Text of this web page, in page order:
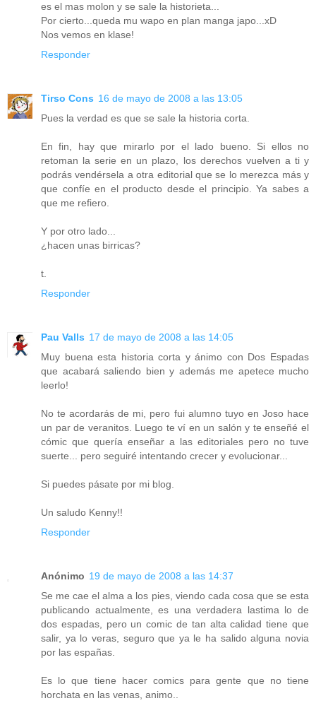
es el mas molon y se sale la historieta...
Por cierto...queda mu wapo en plan manga japo...xD
Nos vemos en klase!
Responder
Tirso Cons 16 de mayo de 2008 a las 13:05
Pues la verdad es que se sale la historia corta.
En fin, hay que mirarlo por el lado bueno. Si ellos no
retoman la serie en un plazo, los derechos vuelven a ti y
podrás vendérsela a otra editorial que se lo merezca más y
que confíe en el producto desde el principio. Ya sabes a
que me refiero.
Y por otro lado...
¿hacen unas birricas?
t.
Responder
Pau Valls 17 de mayo de 2008 a las 14:05
Muy buena esta historia corta y ánimo con Dos Espadas
que acabará saliendo bien y además me apetece mucho
leerlo!
No te acordarás de mi, pero fui alumno tuyo en Joso hace
un par de veranitos. Luego te ví en un salón y te enseñé el
cómic que quería enseñar a las editoriales pero no tuve
suerte... pero seguiré intentando crecer y evolucionar...
Si puedes pásate por mi blog.
Un saludo Kenny!!
Responder
Anónimo 19 de mayo de 2008 a las 14:37
Se me cae el alma a los pies, viendo cada cosa que se esta
publicando actualmente, es una verdadera lastima lo de
dos espadas, pero un comic de tan alta calidad tiene que
salir, ya lo veras, seguro que ya le ha salido alguna novia
por las españas.
Es lo que tiene hacer comics para gente que no tiene
horchata en las venas, animo..